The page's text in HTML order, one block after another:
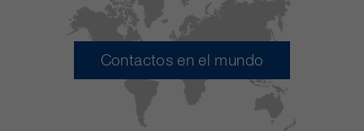
Contactos en el mundo